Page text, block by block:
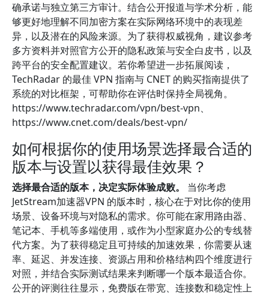
确承诺与独立第三方审计。结合公开报道与学术分析，能
够更好地理解不同加密方案在实际网络环境中的表现差
异，以及潜在的风险来源。为了获得权威视角，建议参考
多方资料并对照官方公开的隐私政策与安全白皮书，以及
跨平台的安全配置建议。若你希望进一步拓展阅读，
TechRadar 的最佳 VPN 指南与 CNET 的购买指南提供了
系统的对比框架，可帮助你在评估时保持全局视角。
https://www.techradar.com/vpn/best-vpn、
https://www.cnet.com/deals/best-vpn/
如何根据你的使用场景选择最合适的
版本与设置以获得最佳效果？
选择最合适的版本，决定实际体验成败。
当你考虑
JetStream加速器VPN 的版本时，核心在于对比你的使用
场景、设备环境与对隐私的需求。你可能在家用路由器、
笔记本、手机等多端使用，或作为小型家庭办公的专线替
代方案。为了获得稳定且可持续的加速效果，你需要从速
率、延迟、并发连接、资源占用和价格结构四个维度进行
对照，并结合实际测试结果来判断哪一个版本最适合你。
公开的评测往往显示，免费版在带宽、连接数和稳定性上